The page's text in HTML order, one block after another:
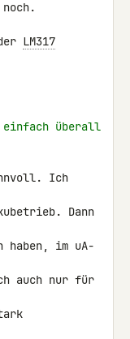
LM317
einfach überall
Ich
Dann
haben, im uA-
auch nur für